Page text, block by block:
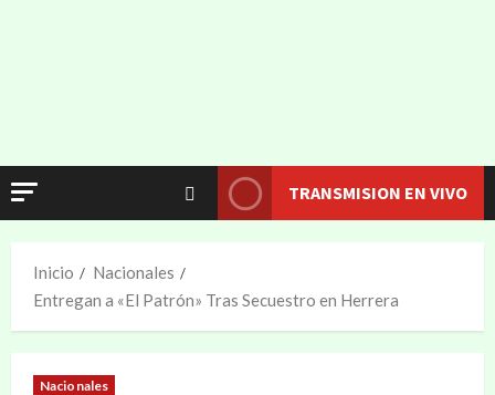
TRANSMISION EN VIVO
Inicio
Nacionales
Entregan a «El Patrón» Tras Secuestro en Herrera
Nacionales